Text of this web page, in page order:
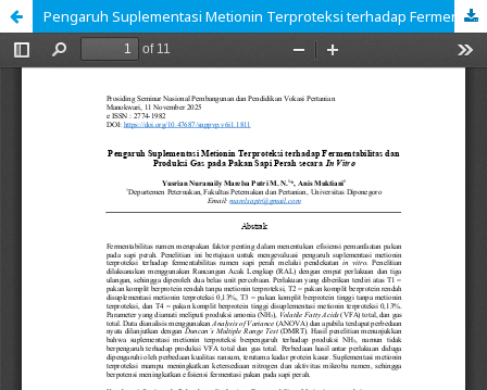
Pengaruh Suplementasi Metionin Terproteksi terhadap Fermentabilitas dan Produksi Gas pada Pakan Sapi Perah secara In Vitro